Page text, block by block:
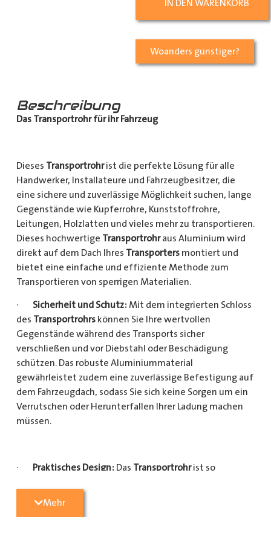
IN DEN WARENKORB
Woanders günstiger?
Beschreibung
Das Transportrohr für ihr Fahrzeug
Dieses Transportrohrist die perfekte Lösung für alle
Handwerker, Installateure und Fahrzeugbesitzer, die
eine sichere und zuverlässige Möglichkeit suchen, lange
Gegenstände wie Kupferrohre, Kunststoffrohre,
Leitungen, Holzlatten und vieles mehr zu transportieren.
Dieses hochwertige Transportrohraus Aluminium wird
direkt auf dem Dach Ihres Transportersmontiert und
bietet eine einfache und effiziente Methode zum
Transportieren von sperrigen Materialien.
· Sicherheit und Schutz: Mit dem integrierten Schloss
des Transportrohrskönnen Sie Ihre wertvollen
Gegenstände während des Transports sicher
verschließen und vor Diebstahl oder Beschädigung
schützen. Das robuste Aluminiummaterial
gewährleistet zudem eine zuverlässige Befestigung auf
dem Fahrzeugdach, sodass Sie sich keine Sorgen um ein
Verrutschen oder Herunterfallen Ihrer Ladung machen
müssen.
· Praktisches Design: Das Transportrohrist so
Gegenständen sicher und einfach transportieren kann
Mehr